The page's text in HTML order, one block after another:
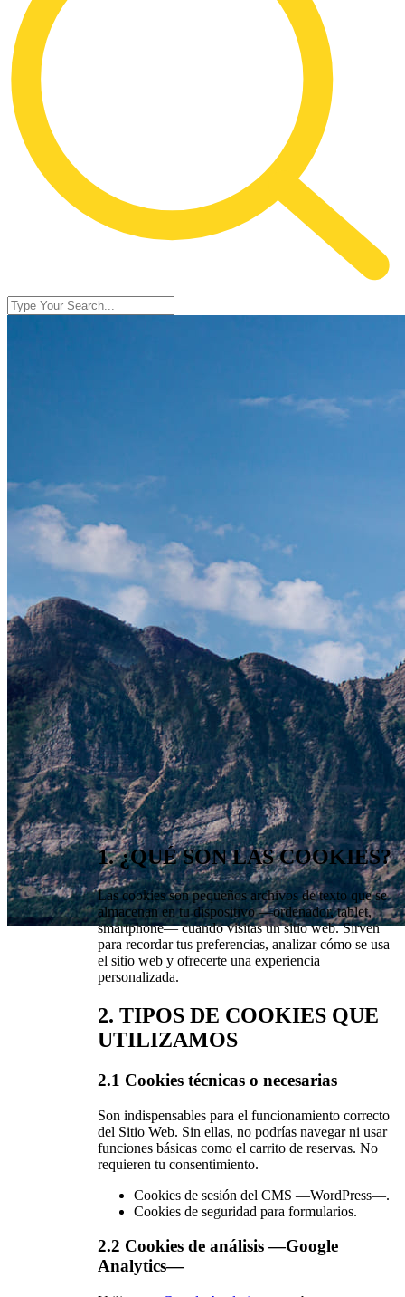
Política de Cookies
1. ¿QUÉ SON LAS COOKIES?
Las cookies son pequeños archivos de texto que se
almacenan en tu dispositivo —ordenador, tablet,
smartphone— cuando visitas un sitio web. Sirven
para recordar tus preferencias, analizar cómo se usa
el sitio web y ofrecerte una experiencia
personalizada.
2. TIPOS DE COOKIES QUE
UTILIZAMOS
2.1 Cookies técnicas o necesarias
Son indispensables para el funcionamiento correcto
del Sitio Web. Sin ellas, no podrías navegar ni usar
funciones básicas como el carrito de reservas. No
requieren tu consentimiento.
Cookies de sesión del CMS —WordPress—.
Cookies de seguridad para formularios.
2.2 Cookies de análisis —Google
Analytics—